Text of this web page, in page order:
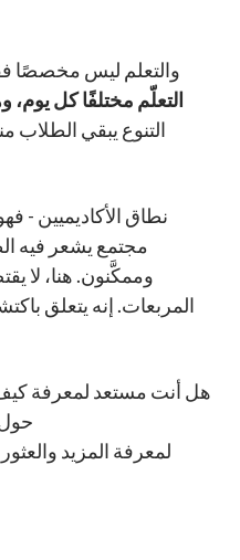
والتعلم ليس مخصصًا
التعلّم مختلفًا كل يوم،
التنوع يبقي
مجتمع يشعر فيه
وممكَّنون. هنا، لا
المربعات. إنه يتعلق
هل أنت مستعد لمعرفة كيف